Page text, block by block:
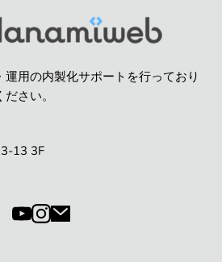
用の内製化サポートを行っており
さい。
13 3F